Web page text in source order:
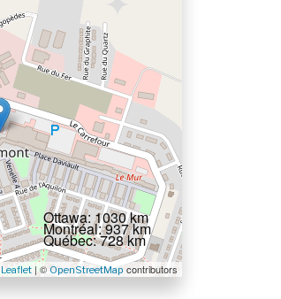
Leaflet| ©OpenStreetMapcontributors
Ottawa: 1030 km
Montréal: 937 km
Québec: 728 km